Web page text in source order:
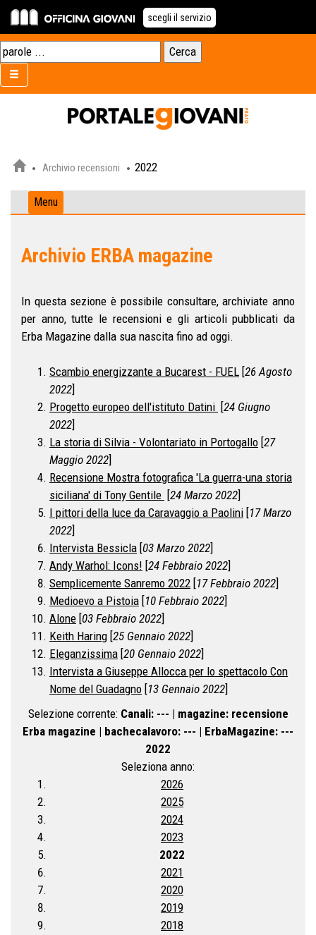
scegli il servizio
Archivio recensioni 2022
Menu
Archivio ERBA magazine
In questa sezione è possibile consultare, archiviate anno
per anno, tutte le recensioni e gli articoli pubblicati da
Erba Magazine dalla sua nascita fino ad oggi.
Scambio energizzante a Bucarest - FUEL [26 Agosto
2022]
Progetto europeo dell'istituto Datini [24 Giugno
2022]
La storia di Silvia - Volontariato in Portogallo [27
Maggio 2022]
Recensione Mostra fotografica 'La guerra-una storia
siciliana' di Tony Gentile [24 Marzo 2022]
I pittori della luce da Caravaggio a Paolini [17 Marzo
2022]
Intervista Bessicla [03 Marzo 2022]
Andy Warhol: Icons! [24 Febbraio 2022]
Semplicemente Sanremo 2022 [17 Febbraio 2022]
Medioevo a Pistoia [10 Febbraio 2022]
Alone [03 Febbraio 2022]
Keith Haring [25 Gennaio 2022]
Eleganzissima [20 Gennaio 2022]
Intervista a Giuseppe Allocca per lo spettacolo Con
Nome del Guadagno [13 Gennaio 2022]
Selezione corrente: Canali: --- | magazine: recensione
Erba magazine | bachecalavoro: --- | ErbaMagazine: ---
2022
Seleziona anno:
2026
2025
2024
2023
2022
2021
2020
2019
2018